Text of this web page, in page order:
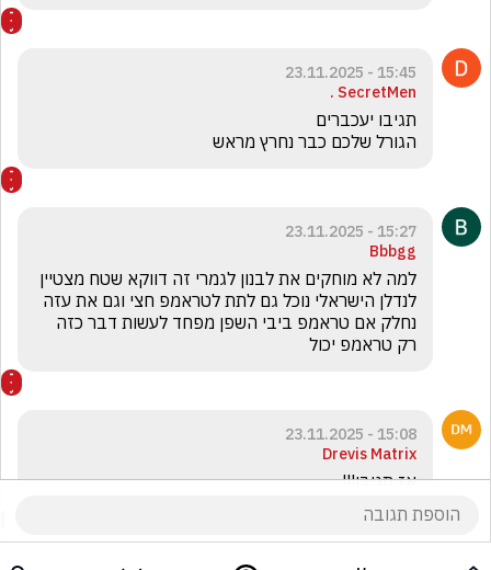
15:45 - 23.11.2025
SecretMen .
הגורל שלכם כבר נחרץ מראש
15:27 - 23.11.2025
Bbbgg
רק טראמפ יכול
15:08 - 23.11.2025
Drevis Matrix
אז תגיבו!!!